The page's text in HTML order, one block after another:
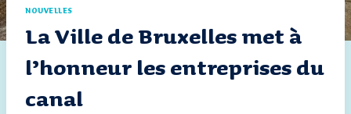
NOUVELLES
La Ville de Bruxelles met à
l’honneur les entreprises du
canal